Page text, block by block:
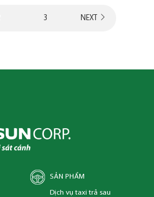
3 NEXT
SẢN PHẨM
Dịch vụ taxi trả sau